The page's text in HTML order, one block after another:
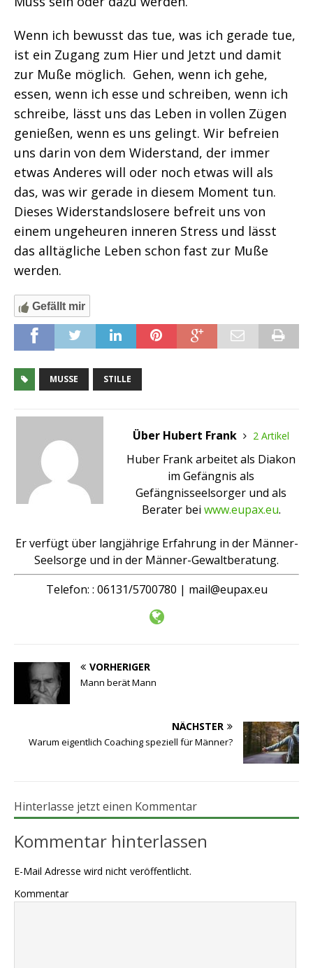
Wenn ich bewusst das tue, was ich gerade tue,
ist ein Zugang zum Hier und Jetzt und damit
zur Muße möglich. Gehen, wenn ich gehe,
essen, wenn ich esse und schreiben, wenn ich
schreibe, lässt uns das Leben in vollen Zügen
genießen, wenn es uns gelingt. Wir befreien
uns darin von dem Widerstand, der immer
etwas Anderes will oder noch etwas will als
das, was wir gerade in diesem Moment tun.
Dieses Widerstandslosere befreit uns von
einem ungeheuren inneren Stress und lässt
das alltägliche Leben schon fast zur Muße
werden.
Gefällt mir
MUSSE STILLE
Über Hubert Frank 2 Artikel
Huber Frank arbeitet als Diakon
im Gefängnis als
Gefängnisseelsorger und als
Berater bei www.eupax.eu.
Er verfügt über langjährige Erfahrung in der Männer-
Seelsorge und in der Männer-Gewaltberatung.
Telefon: : 06131/5700780 | mail@eupax.eu
VORHERIGER
Mann berät Mann
NÄCHSTER
Warum eigentlich Coaching speziell für Männer?
Hinterlasse jetzt einen Kommentar
Kommentar hinterlassen
E-Mail Adresse wird nicht veröffentlicht.
Kommentar